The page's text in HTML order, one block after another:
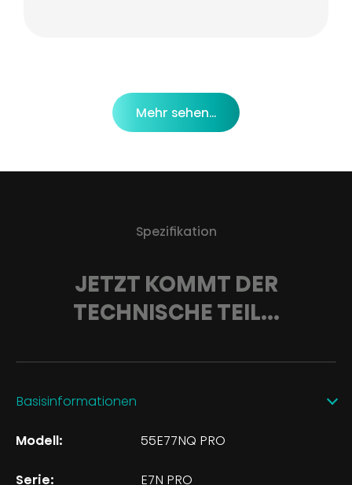
Mehr sehen...
Spezifikation
JETZT KOMMT DER
TECHNISCHE TEIL...
Basisinformationen
Modell: 55E77NQ PRO
Serie: E7N PRO